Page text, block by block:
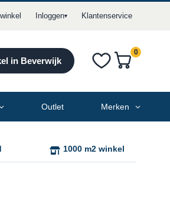
Inloggen▾ Klantenservice
in Beverwijk
Verlanglijst
Cart
0
producten
Outlet Merken
1000 m2 winkel